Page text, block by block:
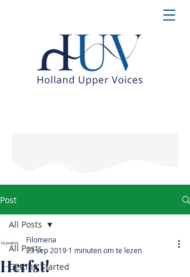
Post
All Posts
Getting Started
All Posts
Herfst!
Filomena
23 sep 2019 1 minuten om te lezen